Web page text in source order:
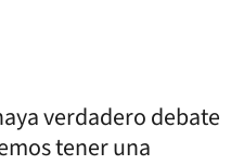
verdadero debate
tener una